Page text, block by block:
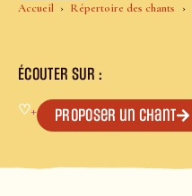
Accueil Répertoire des chants
ÉCOUTER SUR :
♡+ Proposer un chant